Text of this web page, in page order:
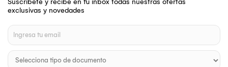
Suscríbete y recibe en tu inbox todas nuestras ofertas
exclusivas y novedades